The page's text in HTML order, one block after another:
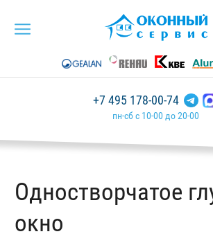
+7 495 178-00-74
пн-сб с 10-00 до 20-00
Одностворчатое
окно